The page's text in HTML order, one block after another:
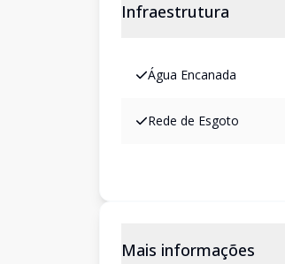
Infraestrutura
Água Encanada
Rede de Esgoto
Mais informações